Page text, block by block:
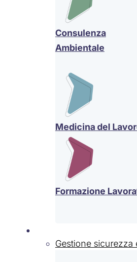
Consulenza
Ambientale
Medicina del
Formazione
Gestione sicurezza